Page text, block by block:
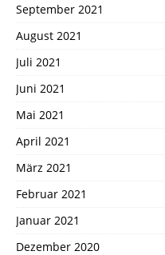
September 2021
August 2021
Juli 2021
Juni 2021
Mai 2021
April 2021
März 2021
Februar 2021
Januar 2021
Dezember 2020